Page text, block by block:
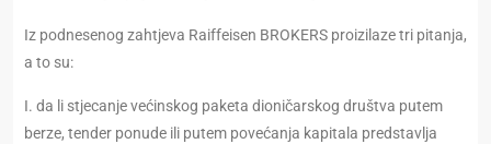
Iz podnesenog zahtjeva Raiffeisen BROKERS proizilaze tri pitanja,
a to su:
I. da li stjecanje većinskog paketa dioničarskog društva putem
berze, tender ponude ili putem povećanja kapitala predstavlja